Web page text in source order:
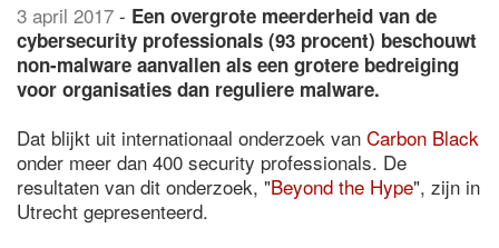
3 april 2017 - Een overgrote meerderheid van de
cybersecurity professionals (93 procent) beschouwt
non-malware aanvallen als een grotere bedreiging
voor organisaties dan reguliere malware.
Dat blijkt uit internationaal onderzoek van Carbon Black
onder meer dan 400 security professionals. De
resultaten van dit onderzoek, "Beyond the Hype", zijn in
Utrecht gepresenteerd.